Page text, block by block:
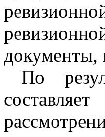
документы,
По